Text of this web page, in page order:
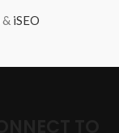
& iSEO